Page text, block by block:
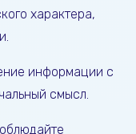
характера,
информации с
смысл.